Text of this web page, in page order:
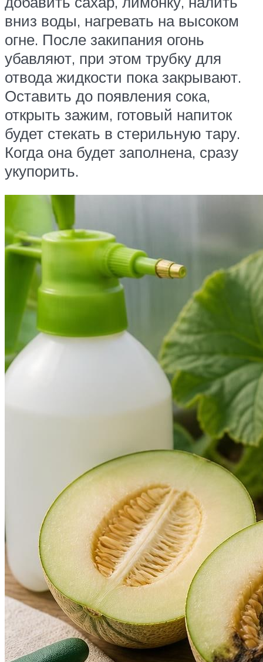
вниз воды, нагревать на высоком
огне. После закипания огонь
убавляют, при этом трубку для
отвода жидкости пока закрывают.
Оставить до появления сока,
открыть зажим, готовый напиток
будет стекать в стерильную тару.
Когда она будет заполнена, сразу
укупорить.